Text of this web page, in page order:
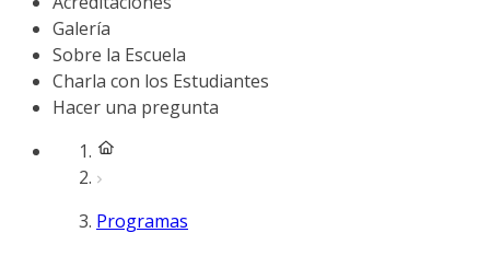
Galería
Sobre la Escuela
Charla con los Estudiantes
Hacer una pregunta
Programas